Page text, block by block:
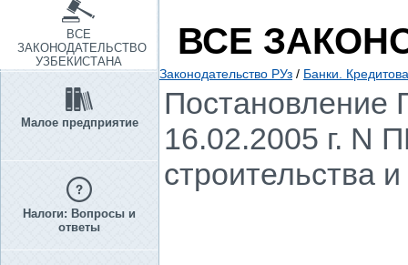
ВСЕ
ЗАКОНОДАТЕЛЬСТВО
УЗБЕКИСТАНА
Малое предприятие
Налоги: Вопросы и
ответы
ВСЕ
Законодательство РУз / Банки.
Постановление
16.02.2005 г. N
строительства